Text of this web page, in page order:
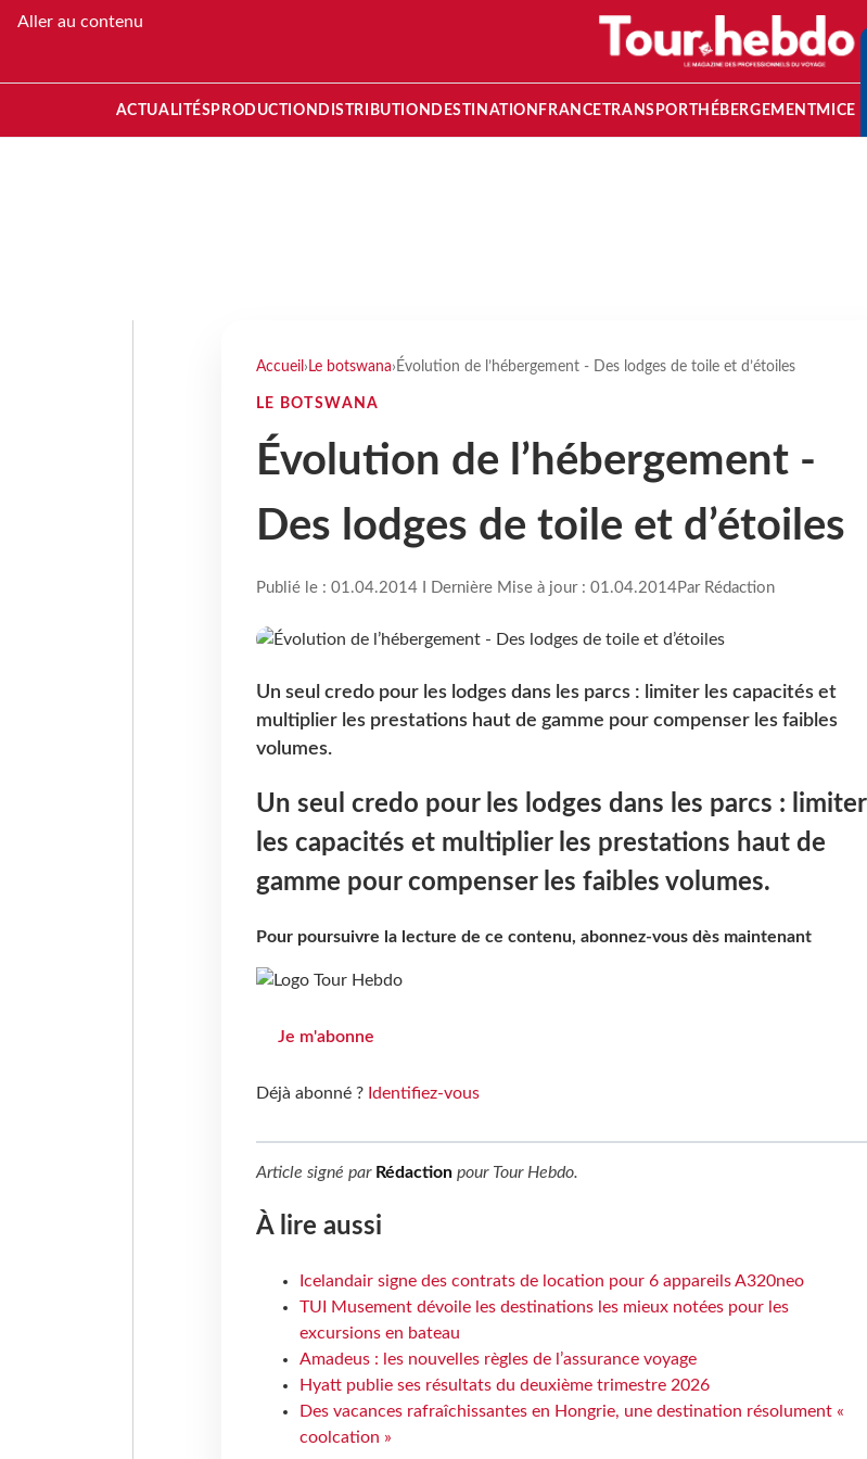
Aller au contenu
ACTUALITÉS PRODUCTION DISTRIBUTION DESTINATION FRANCETRANSPORT HÉBERGEMENTMICE
Accueil › Le botswana› Évolution de l’hébergement - Des lodges de toile et d’étoiles
LE BOTSWANA
Évolution de l’hébergement -
Des lodges de toile et d’étoiles
Publié le : 01.04.2014 I Dernière Mise à jour : 01.04.2014Par Rédaction
Un seul credo pour les lodges dans les parcs : limiter les capacités et
multiplier les prestations haut de gamme pour compenser les faibles
volumes.
Un seul credo pour les lodges dans les parcs : limiter
les capacités et multiplier les prestations haut de
gamme pour compenser les faibles volumes.
Pour poursuivre la lecture de ce contenu, abonnez-vous dès maintenant
Je m'abonne
Déjà abonné ? Identifiez-vous
Article signé par Rédactionpour Tour Hebdo.
À lire aussi
Icelandair signe des contrats de location pour 6 appareils A320neo
TUI Musement dévoile les destinations les mieux notées pour les
excursions en bateau
Amadeus : les nouvelles règles de l’assurance voyage
Hyatt publie ses résultats du deuxième trimestre 2026
Des vacances rafraîchissantes en Hongrie, une destination résolument «
coolcation »